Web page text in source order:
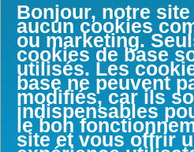
Bonjour, notre
aucun cookies
ou marketing.
cookies de base
utilisés. Les
base ne peuvent
modifiés, car ils
indispensables
le bon
site et vous offrir